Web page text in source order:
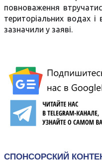
повноваження
територіальних водах і
зазначили у заяві.